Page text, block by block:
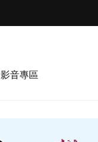
影音專區